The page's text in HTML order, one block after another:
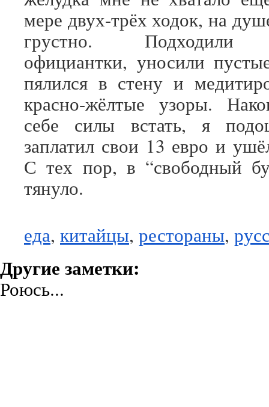
мере двух-трёх ходок, на
грустно. Подходили
официантки, уносили
пялился в стену и
красно-жёлтые узоры.
себе силы встать, я
заплатил свои 13 евро и
С тех пор, в “свободный
тянуло.
еда, китайцы, рестораны,
Другие заметки:
Роюсь...